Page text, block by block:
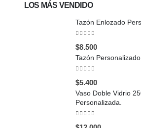
LOS MÁS VENDIDO
Tazón Enlozado
$8.500
Tazón Personalizado
$5.400
Vaso Doble Vidrio
Personalizada.